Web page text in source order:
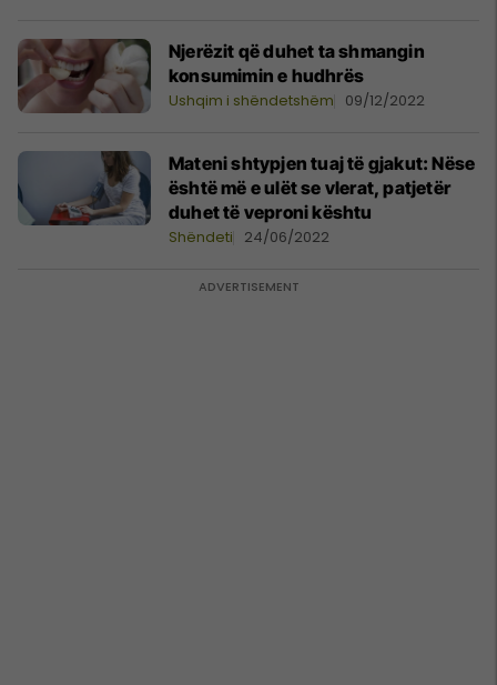
Njerëzit që duhet ta shmangin
konsumimin e hudhrës
Ushqim i shëndetshëm 09/12/2022
Mateni shtypjen tuaj të gjakut: Nëse
është më e ulët se vlerat, patjetër
duhet të veproni kështu
Shëndeti 24/06/2022